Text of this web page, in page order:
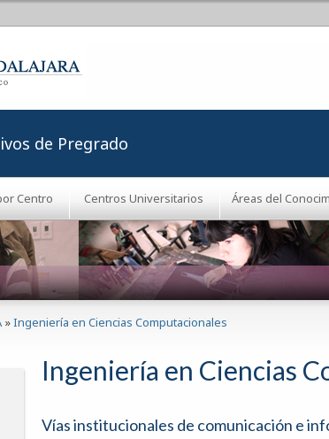
de Pregrado
Centro Centros Universitarios Áreas del
»Ingeniería en Ciencias Computacionales
Ingeniería en Ciencias
Vías institucionales de comunicación e